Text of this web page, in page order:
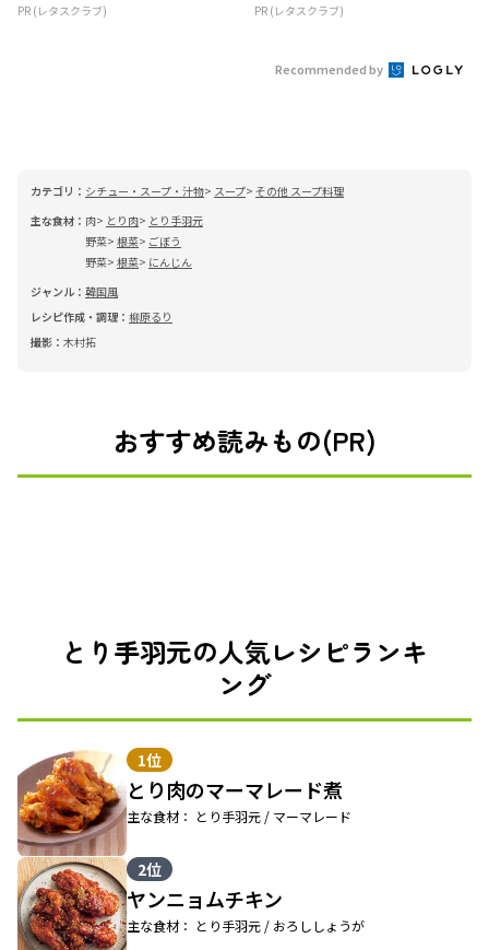
PR (レタスクラブ) PR (レタスクラブ)
Recommended by
カテゴリ： シチュー・スープ・汁物 スープ その他 スープ料理
主な食材： 肉 とり肉
とり手羽元
野菜 根菜
ごぼう
野菜 根菜
にんじん
ジャンル： 韓国風
レシピ作成・調理： 柳原るり
撮影： 木村拓
おすすめ読みもの(PR)
とり手羽元の人気レシピランキ
ング
1位
とり肉のマーマレード煮
主な食材： とり手羽元 / マーマレード
2位
ヤンニョムチキン
主な食材： とり手羽元 / おろししょうが